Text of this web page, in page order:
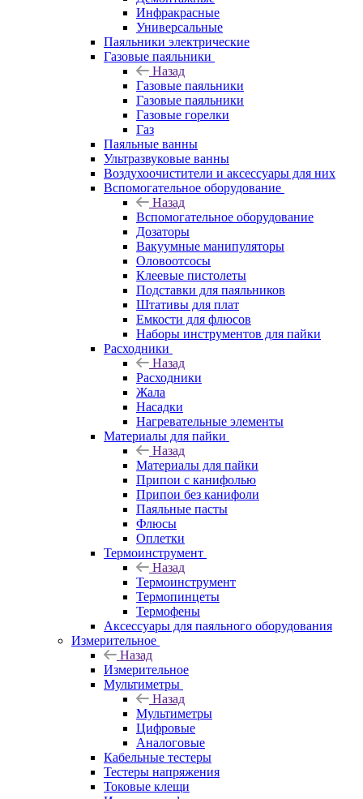
Инфракрасные
Универсальные
Паяльники электрические
Газовые паяльники
Назад
Газовые паяльники
Газовые паяльники
Газовые горелки
Газ
Паяльные ванны
Ультразвуковые ванны
Воздухоочистители и аксессуары для них
Вспомогательное оборудование
Назад
Вспомогательное оборудование
Дозаторы
Вакуумные манипуляторы
Оловоотсосы
Клеевые пистолеты
Подставки для паяльников
Штативы для плат
Емкости для флюсов
Наборы инструментов для пайки
Расходники
Назад
Расходники
Жала
Насадки
Нагревательные элементы
Материалы для пайки
Назад
Материалы для пайки
Припои с канифолью
Припои без канифоли
Паяльные пасты
Флюсы
Оплетки
Термоинструмент
Назад
Термоинструмент
Термопинцеты
Термофены
Аксессуары для паяльного оборудования
Измерительное
Назад
Измерительное
Мультиметры
Назад
Мультиметры
Цифровые
Аналоговые
Кабельные тестеры
Тестеры напряжения
Токовые клещи